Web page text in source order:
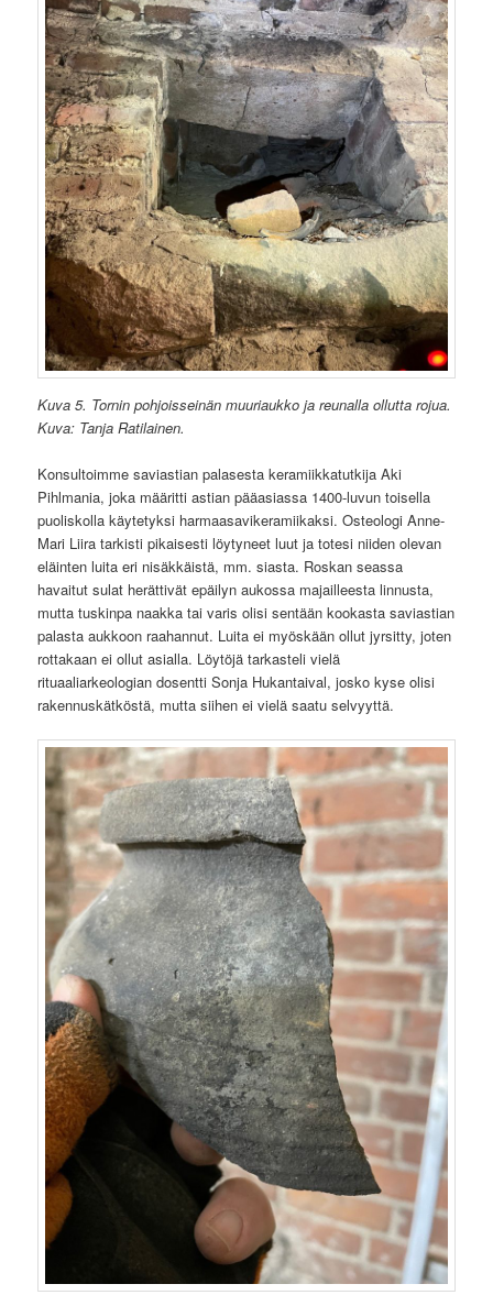
Kuva 5. Tornin pohjoisseinän muuriaukko ja reunalla ollutta rojua.
Kuva: Tanja Ratilainen.
Konsultoimme saviastian palasesta keramiikkatutkija Aki
Pihlmania, joka määritti astian pääasiassa 1400-luvun toisella
puoliskolla käytetyksi harmaasavikeramiikaksi. Osteologi Anne-
Mari Liira tarkisti pikaisesti löytyneet luut ja totesi niiden olevan
eläinten luita eri nisäkkäistä, mm. siasta. Roskan seassa
havaitut sulat herättivät epäilyn aukossa majailleesta linnusta,
mutta tuskinpa naakka tai varis olisi sentään kookasta saviastian
palasta aukkoon raahannut. Luita ei myöskään ollut jyrsitty, joten
rottakaan ei ollut asialla. Löytöjä tarkasteli vielä
rituaaliarkeologian dosentti Sonja Hukantaival, josko kyse olisi
rakennuskätköstä, mutta siihen ei vielä saatu selvyyttä.